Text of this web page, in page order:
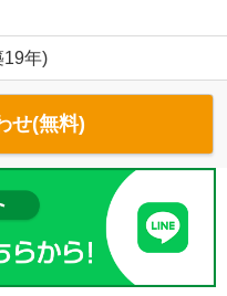
19年)
せ(無料)